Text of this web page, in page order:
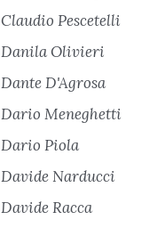
Claudio Pescetelli
Danila Olivieri
Dante D'Agrosa
Dario Meneghetti
Dario Piola
Davide Narducci
Davide Racca